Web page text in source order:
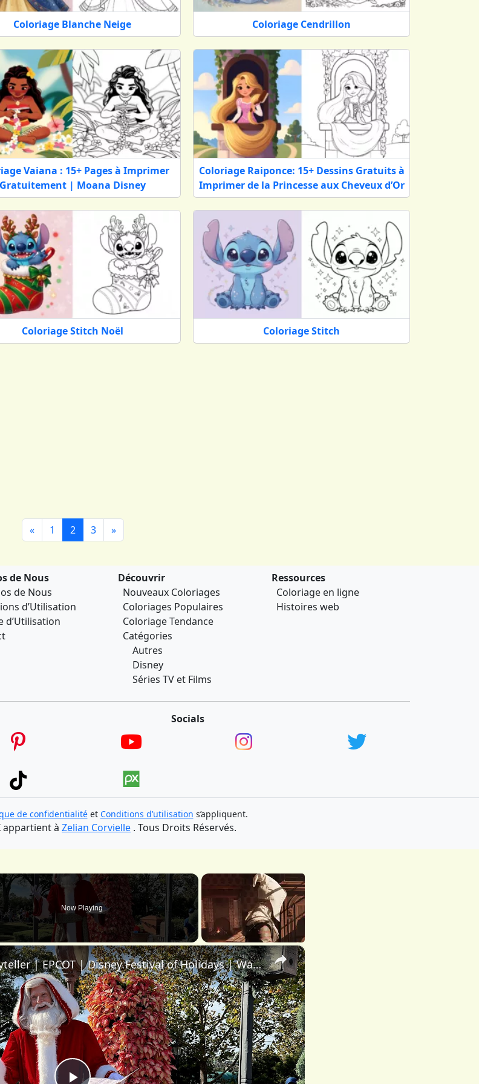
qui vous inspire. Chaque Dessin est disponible en téléchargement pour une
ou partager un moment en famille, laissez la magie Disney entrer dans votre
Coloriage Blanche Neige Coloriage Cendrillon
Vaiana : 15+ Pages à Imprimer
Gratuitement | Moana Disney
Coloriage Raiponce: 15+ Dessins Gratuits à
Imprimer de la Princesse aux Cheveux d’Or
Coloriage Stitch Noël Coloriage Stitch
« 1 2 3 »
de Nous
de Nous
d’Utilisation
d’Utilisation
Découvrir
Nouveaux Coloriages
Coloriages Populaires
Coloriage Tendance
Catégories
Autres
Disney
Séries TV et Films
Ressources
Coloriage en ligne
Histoires web
Socials
de confidentialitéet Conditions d’utilisation s’appliquent.
appartient à Zelian Corvielle . Tous Droits Réservés.
Now Playing
×
Père Noël | France Storyteller | EPCOT | Disney Festival of Holidays | Walt Disney World 2023 4K